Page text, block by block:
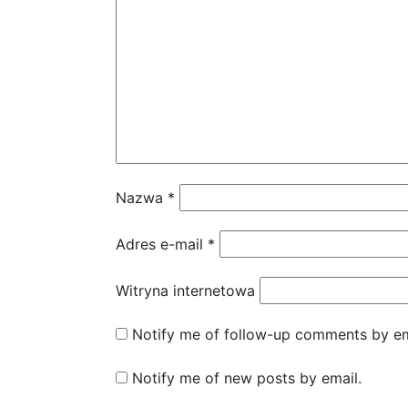
Nazwa *
Adres e-mail *
Witryna internetowa
Notify me of follow-up comments by
Notify me of new posts by email.